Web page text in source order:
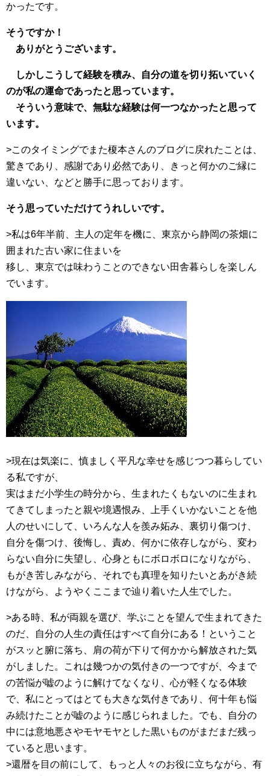
かったです。
そうですか！
ありがとうございます。
しかしこうして経験を積み、自分の道を切り拓いていく
のが私の運命であったと思っています。
そういう意味で、無駄な経験は何一つなかったと思って
います。
>このタイミングでまた榎本さんのブログに戻れたことは、
驚きであり、感謝であり必然であり、きっと何かのご縁に
違いない、などと勝手に思っております。
そう思っていただけてうれしいです。
>私は6年半前、主人の定年を機に、東京から静岡の茶畑に
囲まれた古い家に住まいを
移し、東京では味わうことのできない田舎暮らしを楽しん
でいます。
>現在は気楽に、慎ましく平凡な幸せを感じつつ暮らしてい
る私ですが、
実はまだ小学生の時分から、生まれたくもないのに生まれ
てきてしまったと親や境遇恨み、上手くいかないことを他
人のせいにして、いろんな人を羨み妬み、裏切り傷つけ、
自分を傷つけ、後悔し、責め、何かに依存しながら、変わ
らない自分に失望し、心身ともにボロボロになりながら、
もがき苦しみながら、それでも真理を知りたいとあがき続
けながら、ようやくここまで辿り着いた人生でした。
>ある時、私が両親を選び、学ぶことを望んで生まれてきた
のだ、自分の人生の責任はすべて自分にある！ということ
がスッと腑に落ち、肩の荷が下りて何かから解放された気
がしました。これは幾つかの気付きの一つですが、今まで
の苦悩が嘘のように解けてなくなり、心が軽くなる体験
で、私にとってはとても大きな気付きであり、何十年も悩
み続けたことが嘘のように感じられました。でも、自分の
中には意地悪さやモヤモヤとした黒いものがまだまだ残っ
ていると思います。
>還暦を目の前にして、もっと人々のお役に立ちながら、有